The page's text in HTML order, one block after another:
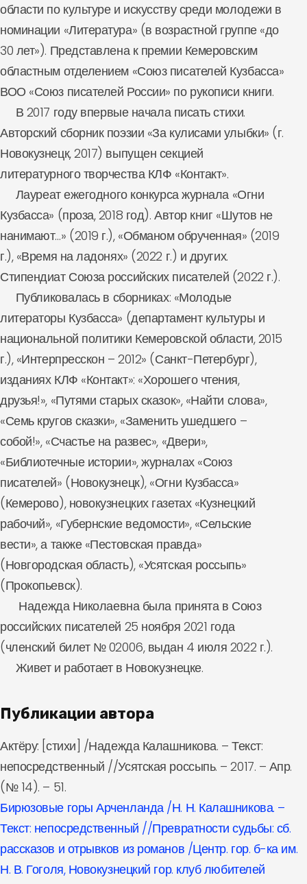
области по культуре и искусству среди молодежи в
номинации «Литература» (в возрастной группе «до
30 лет»). Представлена к премии Кемеровским
областным отделением «Союз писателей Кузбасса»
ВОО «Союз писателей России» по рукописи книги.
В 2017 году впервые начала писать стихи.
Авторский сборник поэзии «За кулисами улыбки» (г.
Новокузнецк, 2017) выпущен секцией
литературного творчества КЛФ «Контакт».
Лауреат ежегодного конкурса журнала «Огни
Кузбасса» (проза, 2018 год). Автор книг «Шутов не
нанимают…» (2019 г.), «Обманом обрученная» (2019
г.), «Время на ладонях» (2022 г.) и других.
Стипендиат Союза российских писателей (2022 г.).
Публиковалась в сборниках: «Молодые
литераторы Кузбасса» (департамент культуры и
национальной политики Кемеровской области, 2015
г.), «Интерпресскон – 2012» (Санкт-Петербург),
изданиях КЛФ «Контакт»: «Хорошего чтения,
друзья!», «Путями старых сказок», «Найти слова»,
«Семь кругов сказки», «Заменить ушедшего –
собой!», «Счастье на развес», «Двери»,
«Библиотечные истории», журналах «Союз
писателей» (Новокузнецк), «Огни Кузбасса»
(Кемерово), новокузнецких газетах «Кузнецкий
рабочий», «Губернские ведомости», «Сельские
вести», а также «Пестовская правда»
(Новгородская область), «Усятская россыпь»
(Прокопьевск).
Надежда Николаевна была принята в Союз
российских писателей 25 ноября 2021 года
(членский билет № 02006, выдан 4 июля 2022 г.).
Живет и работает в Новокузнецке.
Публикации автора
Актёру: [стихи] /Надежда Калашникова. – Текст:
непосредственный //Усятская россыпь. – 2017. – Апр.
(№ 14). – 51.
Бирюзовые горы Арченланда /Н. Н. Калашникова. –
Текст: непосредственный //Превратности судьбы: сб.
рассказов и отрывков из романов /Центр. гор. б-ка им.
Н. В. Гоголя, Новокузнецкий гор. клуб любителей